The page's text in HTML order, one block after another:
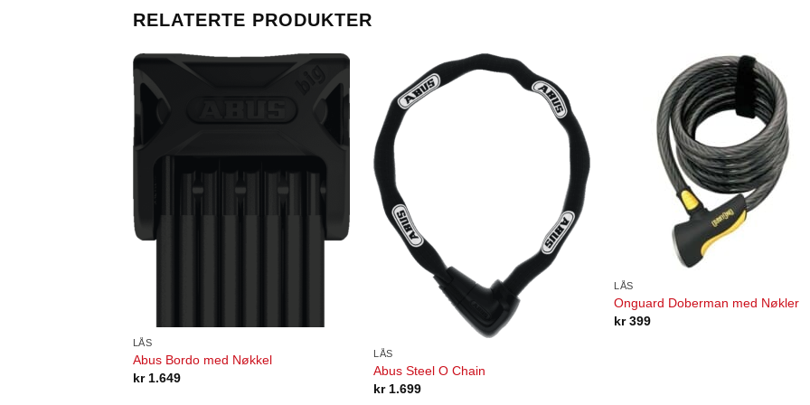
RELATERTE PRODUKTER
LÅS
Abus Bordo med Nøkkel
kr1.649
LÅS
Abus Steel O Chain
kr1.699
LÅS
Onguard Doberman med Nøkler
kr399